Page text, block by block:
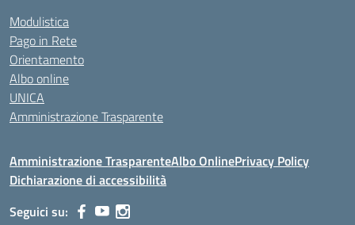
Modulistica
Pago in Rete
Orientamento
Albo online
UNICA
Amministrazione Trasparente
Amministrazione TrasparenteAlbo OnlinePrivacy Policy
Dichiarazione di accessibilità
Seguici su: